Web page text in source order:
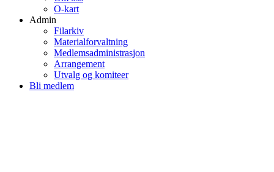
O-kart
Admin
Filarkiv
Materialforvaltning
Medlemsadministrasjon
Arrangement
Utvalg og komiteer
Bli medlem